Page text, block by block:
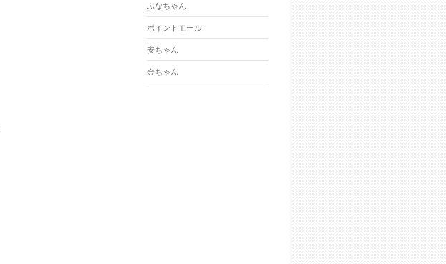
ふなちゃん
ポイントモール
安ちゃん
金ちゃん